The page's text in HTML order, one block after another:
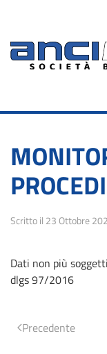
Skip to main
Scritto il 23 Ottobre
Dati non più
dlgs 97/2016
Precedente